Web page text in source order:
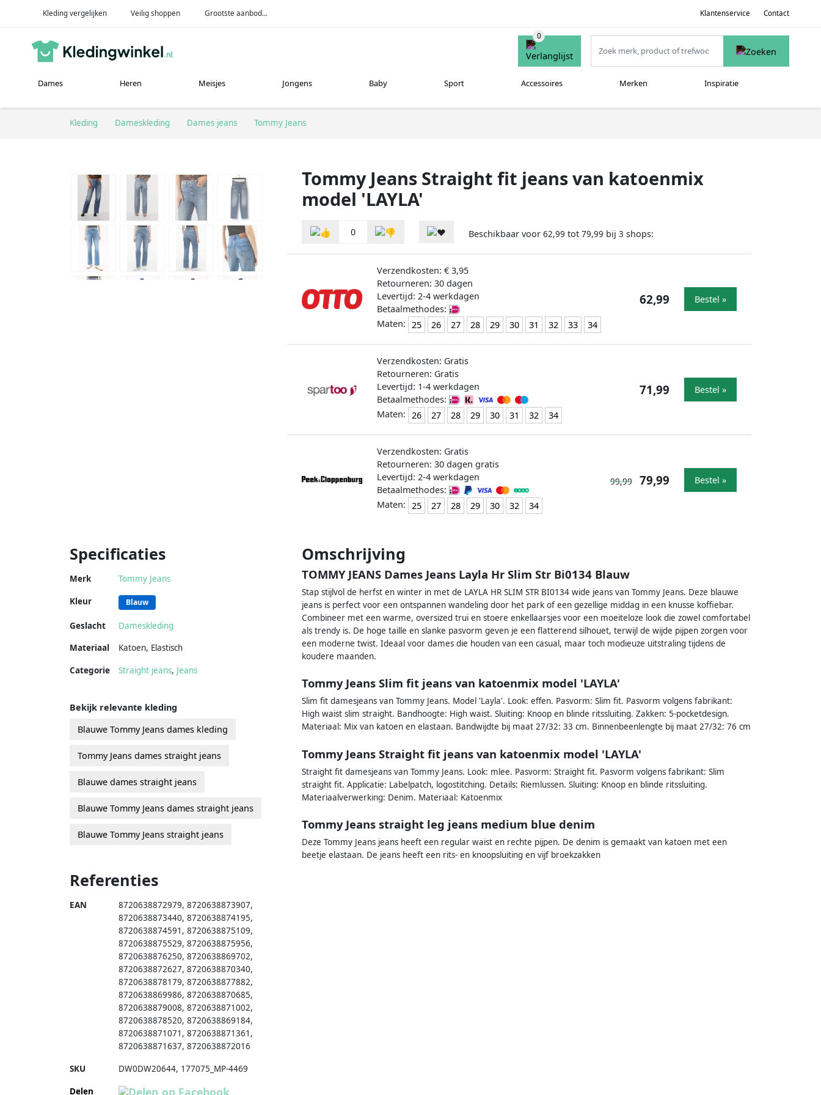
Kleding vergelijken Veilig shoppen Grootste aanbod... Klantenservice Contact
Dames Heren Meisjes Jongens Baby Sport Accessoires Merken Inspiratie
Kleding Dameskleding Dames jeans Tommy Jeans
Tommy Jeans Straight fit jeans van katoenmix
model 'LAYLA'
0 Beschikbaar voor 62,99 tot 79,99 bij 3 shops:
Verzendkosten: € 3,95
Retourneren: 30 dagen
Levertijd: 2-4 werkdagen
Betaalmethodes:
Maten:
25 26 27 28 29 30 31 32 33 34
62,99 Bestel »
Verzendkosten: Gratis
Retourneren: Gratis
Levertijd: 1-4 werkdagen
Betaalmethodes:
Maten:
26 27 28 29 30 31 32 34
71,99 Bestel »
Verzendkosten: Gratis
Retourneren: 30 dagen gratis
Levertijd: 2-4 werkdagen
Betaalmethodes:
Maten:
25 27 28 29 30 32 34
99,99 79,99 Bestel »
Specificaties
Merk Tommy Jeans
Kleur Blauw
Geslacht
Dameskleding
Materiaal
Katoen, Elastisch
Categorie Straight jeans, Jeans
Omschrijving
TOMMY JEANS Dames Jeans Layla Hr Slim Str Bi0134 Blauw
Stap stijlvol de herfst en winter in met de LAYLA HR SLIM STR BI0134 wide jeans van Tommy Jeans. Deze blauwe
jeans is perfect voor een ontspannen wandeling door het park of een gezellige middag in een knusse koffiebar.
Combineer met een warme, oversized trui en stoere enkellaarsjes voor een moeiteloze look die zowel comfortabel
als trendy is. De hoge taille en slanke pasvorm geven je een flatterend silhouet, terwijl de wijde pijpen zorgen voor
een moderne twist. Ideaal voor dames die houden van een casual, maar toch modieuze uitstraling tijdens de
koudere maanden.
Tommy Jeans Slim fit jeans van katoenmix model 'LAYLA'
Slim fit damesjeans van Tommy Jeans. Model 'Layla'. Look: effen. Pasvorm: Slim fit. Pasvorm volgens fabrikant:
High waist slim straight. Bandhoogte: High waist. Sluiting: Knoop en blinde ritssluiting. Zakken: 5-pocketdesign.
Materiaal: Mix van katoen en elastaan. Bandwijdte bij maat 27/32: 33 cm. Binnenbeenlengte bij maat 27/32: 76 cm
Tommy Jeans Straight fit jeans van katoenmix model 'LAYLA'
Straight fit damesjeans van Tommy Jeans. Look: mlee. Pasvorm: Straight fit. Pasvorm volgens fabrikant: Slim
straight fit. Applicatie: Labelpatch, logostitching. Details: Riemlussen. Sluiting: Knoop en blinde ritssluiting.
Materiaalverwerking: Denim. Materiaal: Katoenmix
Tommy Jeans straight leg jeans medium blue denim
Deze Tommy Jeans jeans heeft een regular waist en rechte pijpen. De denim is gemaakt van katoen met een
beetje elastaan. De jeans heeft een rits- en knoopsluiting en vijf broekzakken
Bekijk relevante kleding
Blauwe Tommy Jeans dames kleding
Tommy Jeans dames straight jeans
Blauwe dames straight jeans
Blauwe Tommy Jeans dames straight jeans
Blauwe Tommy Jeans straight jeans
Referenties
EAN 8720638872979, 8720638873907,
8720638873440, 8720638874195,
8720638874591 , 8720638875109,
8720638875529, 8720638875956,
8720638876250, 8720638869702,
8720638872627, 8720638870340,
8720638878179, 8720638877882,
8720638869986, 8720638870685,
8720638879008, 8720638871002,
8720638878520, 8720638869184,
8720638871071 , 8720638871361 ,
8720638871637, 8720638872016
SKU DW0DW20644, 177075_MP-4469
Delen